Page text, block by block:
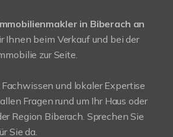
in Biberach an
Ihnen beim Verkauf und bei der
zur Seite.
und lokaler Expertise
Fragen rund um Ihr Haus oder
Region Biberach. Sprechen Sie
Sie da.